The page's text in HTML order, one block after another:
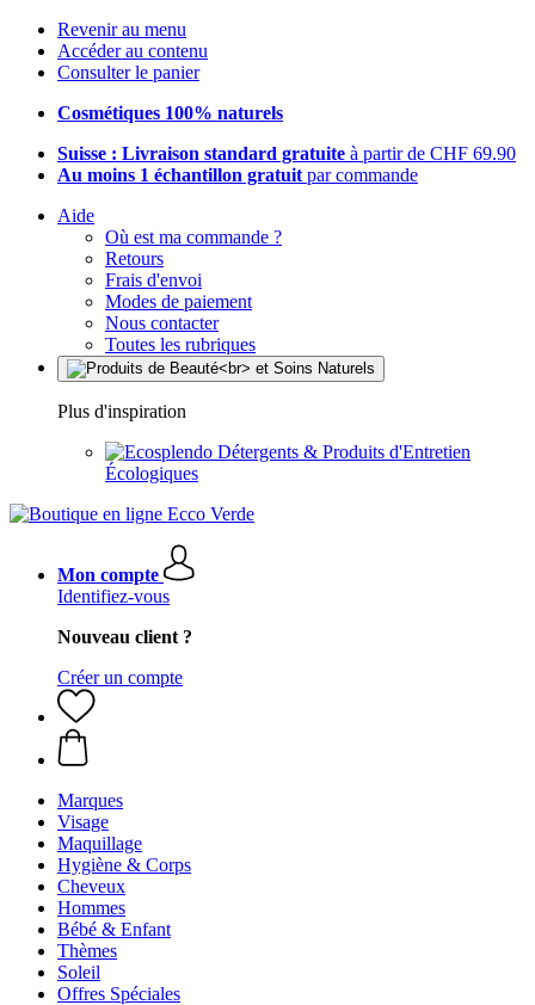
Revenir au menu
Accéder au contenu
Consulter le panier
Cosmétiques 100% naturels
Suisse : Livraison standard gratuite à partir de CHF 69.90
Au moins 1 échantillon gratuit par commande
Aide
Où est ma commande ?
Retours
Frais d'envoi
Modes de paiement
Nous contacter
Toutes les rubriques
Plus d'inspiration
Détergents & Produits d'Entretien
Écologiques
Mon compte
Identifiez-vous
Nouveau client ?
Créer un compte
Marques
Visage
Maquillage
Hygiène & Corps
Cheveux
Hommes
Bébé & Enfant
Thèmes
Soleil
Offres Spéciales